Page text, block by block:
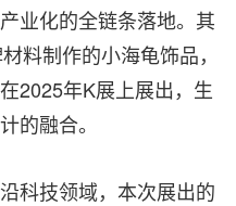
业化的全链条落地。其
料制作的小海龟饰品，
2025年K展上展出，生
的融合。
科技领域，本次展出的